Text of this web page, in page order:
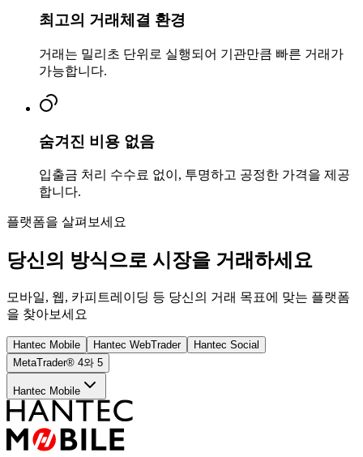
최고의 거래체결 환경
거래는 밀리초 단위로 실행되어 기관만큼 빠른 거래가
가능합니다.
숨겨진 비용 없음
입출금 처리 수수료 없이, 투명하고 공정한 가격을 제공
합니다.
플랫폼을 살펴보세요
당신의 방식으로 시장을 거래하세요
모바일, 웹, 카피트레이딩 등 당신의 거래 목표에 맞는 플랫폼
을 찾아보세요
Hantec Mobile Hantec WebTrader
Hantec Social
MetaTrader® 4와 5
Hantec Mobile